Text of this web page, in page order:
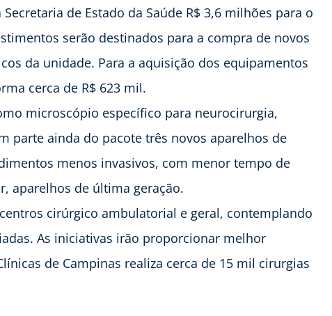
de Estado da Saúde R$ 3,6 milhões para o
serão destinados para a compra de novos
da unidade. Para a aquisição dos equipamentos
cerca de R$ 623 mil.
microscópio específico para neurocirurgia,
parte ainda do pacote três novos aparelhos de
menos invasivos, com menor tempo de
aparelhos de última geração.
cirúrgico ambulatorial e geral, contemplando
As iniciativas irão proporcionar melhor
de Campinas realiza cerca de 15 mil cirurgias